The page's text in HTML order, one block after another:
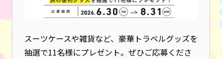
スーツケースや雑貨など、豪華トラベルグッズを
抽選で11名様にプレゼント。ぜひご応募くださ